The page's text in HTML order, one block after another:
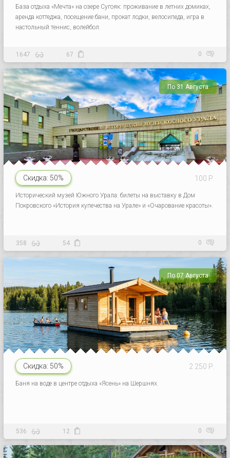
База отдыха «Мечта» на озере Сугояк: проживание в летних домиках,
аренда коттеджа, посещение бани, прокат лодки, велосипеда, игра в
настольный теннис, волейбол.
1647 67 0
По 31 Августа
Скидка: 50% 100 Р.
Исторический музей Южного Урала: билеты на выставку в Дом
Покровского «История купечества на Урале» и «Очарование красоты».
358 54 0
По 07 Августа
Скидка: 50% 2 250 Р.
Баня на воде в центре отдыха «Ясень» на Шершнях.
536 12 0